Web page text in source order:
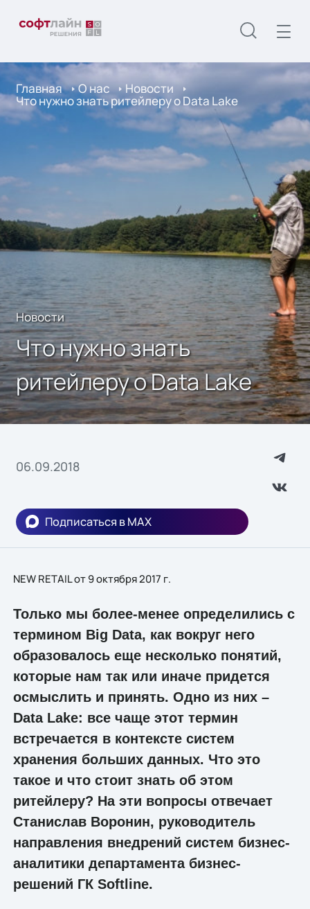
Главная О нас Новости
Что нужно знать ритейлеру о Data Lake
Новости
Что нужно знать
ритейлеру о Data Lake
06.09.2018
Подписаться в MAX
NEW RETAIL от 9 октября 2017 г.
Только мы более-менее определились с
термином Big Data, как вокруг него
образовалось еще несколько понятий,
которые нам так или иначе придется
осмыслить и принять. Одно из них –
Data Lake: все чаще этот термин
встречается в контексте систем
хранения больших данных. Что это
такое и что стоит знать об этом
ритейлеру? На эти вопросы отвечает
Станислав Воронин, руководитель
направления внедрений систем бизнес-
аналитики департамента бизнес-
решений ГК Softline.